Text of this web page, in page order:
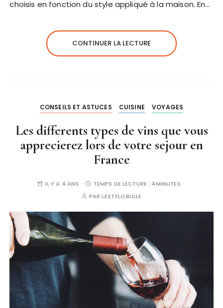
choisis en fonction du style appliqué à la maison. En…
CONTINUER LA LECTURE
CONSEILS ET ASTUCES CUISINE VOYAGES
Les differents types de vins que vous
apprecierez lors de votre sejour en
France
IL Y A 4 ANS TEMPS DE LECTURE : 4MINUTES
PARLESTYLOBULLE